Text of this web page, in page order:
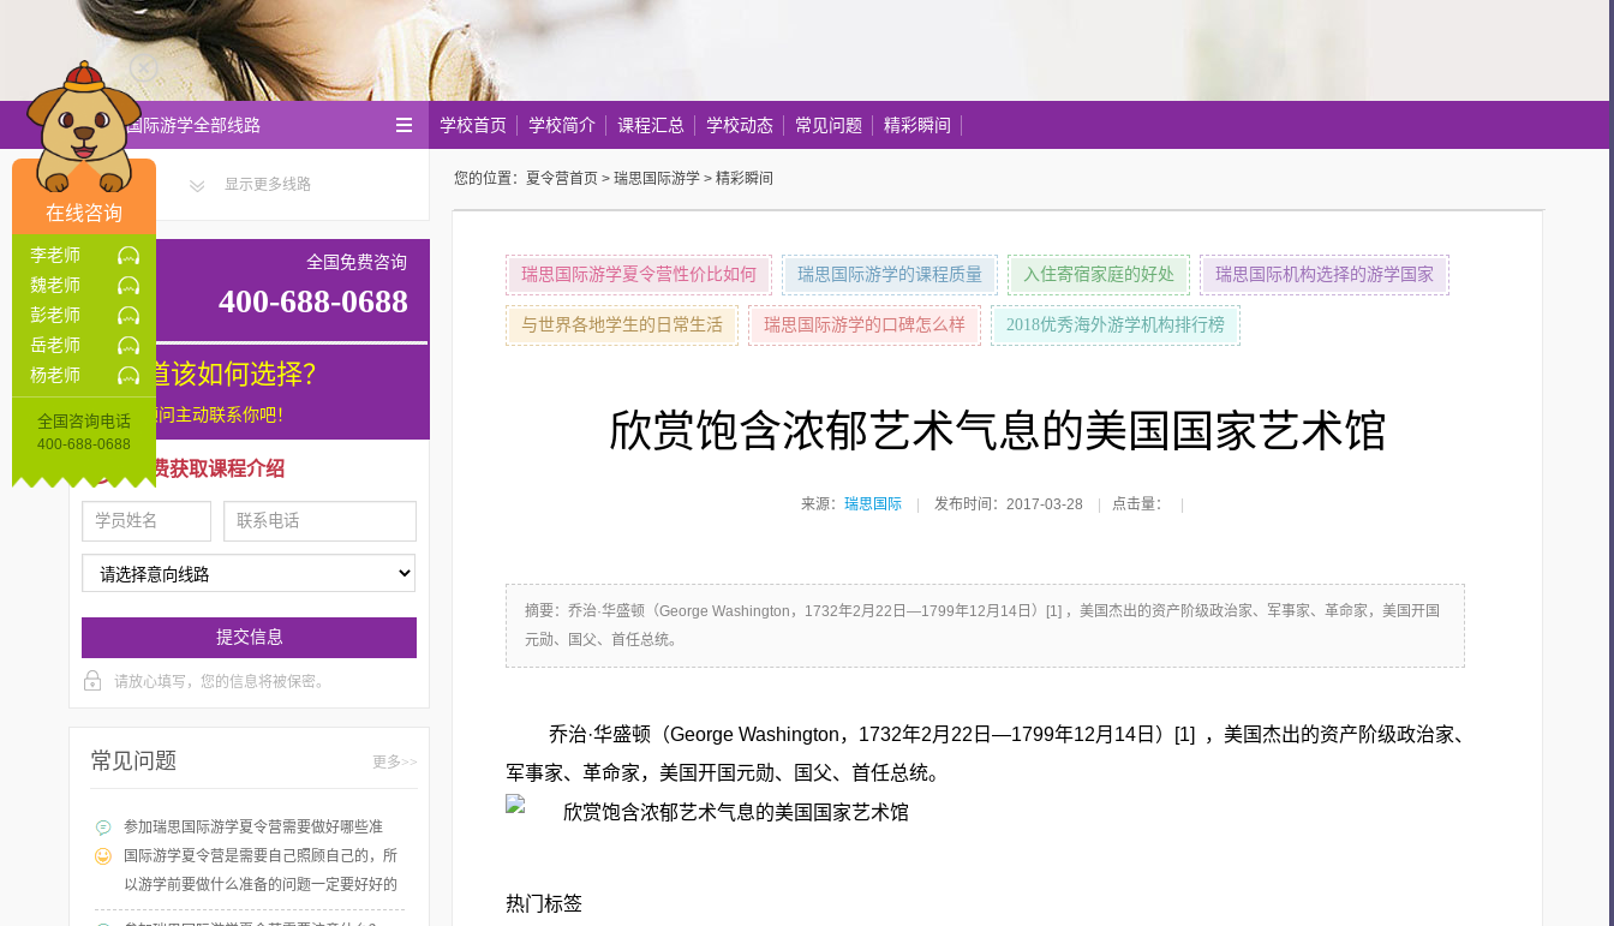
瑞思国际游学全部线路 学校首页 学校简介 课程汇总 学校动态 常见问题 精彩瞬间
显示更多线路
全国免费咨询
400-688-0688
不知道该如何选择？
让咨询顾问主动联系你吧！
免费获取课程介绍
提交信息
请放心填写，您的信息将被保密。
常见问题 更多>>
参加瑞思国际游学夏令营需要做好哪些准
备？
国际游学夏令营是需要自己照顾自己的，所
以游学前要做什么准备的问题一定要好好的
了解，据夏令营的老师介绍，孩子出游是一
您的位置： 夏令营首页 > 瑞思国际游学 > 精彩瞬间
瑞思国际游学夏令营性价比如何 瑞思国际游学的课程质量 入住寄宿家庭的好处 瑞思国际机构选择的游学国家
与世界各地学生的日常生活 瑞思国际游学的口碑怎么样 2018优秀海外游学机构排行榜
欣赏饱含浓郁艺术气息的美国国家艺术馆
来源： 瑞思国际 发布时间：2017-03-28 点击量：
摘要： 乔治·华盛顿（George Washington，1732年2月22日—1799年12月14日）[1] ，美国杰出的资产阶级政治家、军事家、革命家，美国开国
元勋、国父、首任总统。
乔治·华盛顿（George Washington，1732年2月22日—1799年12月14日）[1] ，美国杰出的资产阶级政治家、
军事家、革命家，美国开国元勋、国父、首任总统。
热门标签
在线咨询
李老师
魏老师
彭老师
岳老师
杨老师
全国咨询电话
400-688-0688